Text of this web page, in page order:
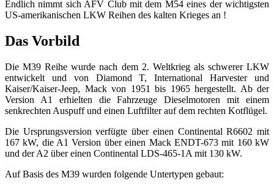
Endlich nimmt sich AFV Club mit dem M54 eines der wichtigsten
US-amerikanischen LKW Reihen des kalten Krieges an !
Das Vorbild
Die M39 Reihe wurde nach dem 2. Weltkrieg als schwerer LKW
entwickelt und von Diamond T, International Harvester und
Kaiser/Kaiser-Jeep, Mack von 1951 bis 1965 hergestellt. Ab der
Version A1 erhielten die Fahrzeuge Dieselmotoren mit einem
senkrechten Auspuff und einen Luftfilter auf dem rechten Kotflügel.
Die Ursprungsversion verfügte über einen Continental R6602 mit
167 kW, die A1 Version über einen Mack ENDT-673 mit 160 kW
und der A2 über einen Continental LDS-465-1A mit 130 kW.
Auf Basis des M39 wurden folgende Untertypen gebaut: